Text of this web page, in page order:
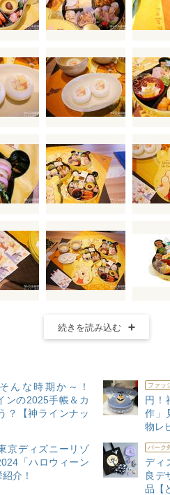
続きを読み込む
んな時期か～！
ンの2025手帳＆カ
？【神ラインナッ
ファッ
円！
作」
物レ
東京ディズニーリゾ
「ハロウィーン
介！
パーク
ディ
良デ
品【